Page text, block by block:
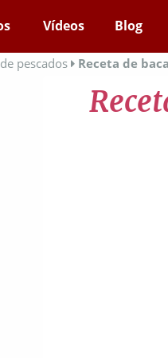
Vídeos Blog
pescados Receta de